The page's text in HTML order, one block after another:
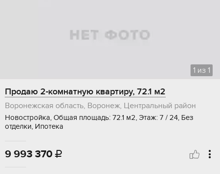
1 из 1
Продаю 2-комнатную квартиру, 72.1 м2
Воронежская область, Воронеж, Центральный район
Новостройка, Общая площадь: 72.1 м2, Этаж: 7 / 24, Без
отделки, Ипотека
9 993 370 